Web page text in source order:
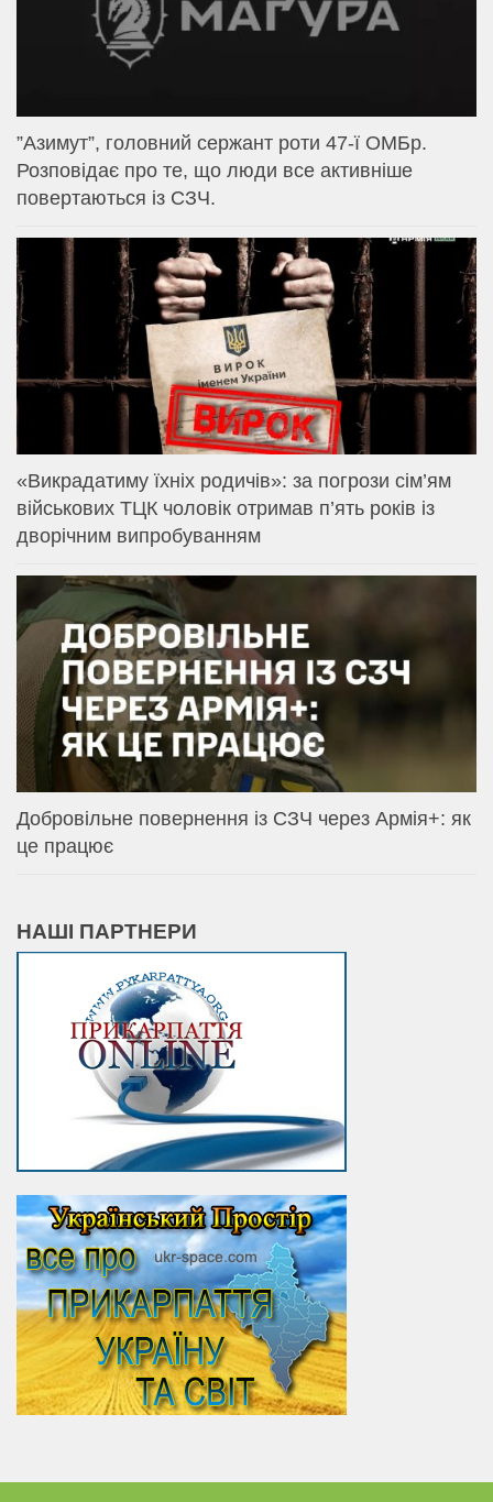
⁨”Азимут”, головний сержант роти 47-ї ОМБр.
Розповідає про те, що люди все активніше
повертаються із СЗЧ.
«Викрадатиму їхніх родичів»: за погрози сім’ям
військових ТЦК чоловік отримав п’ять років із
дворічним випробуванням
Добровільне повернення із СЗЧ через Армія+: як
це працює
НАШІ ПАРТНЕРИ